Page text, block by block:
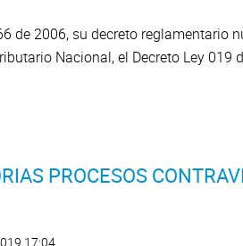
de 2006, su decreto
Nacional, el Decreto Ley 019
PROCESOS
17:04